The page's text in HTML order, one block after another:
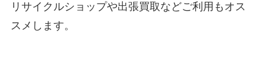
リサイクルショップや出張買取などご利用もオス
スメします。